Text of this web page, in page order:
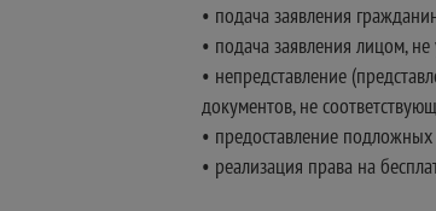
• подача заявления
• подача заявления лицом,
• непредставление
документов, не
• предоставление
• реализация права на